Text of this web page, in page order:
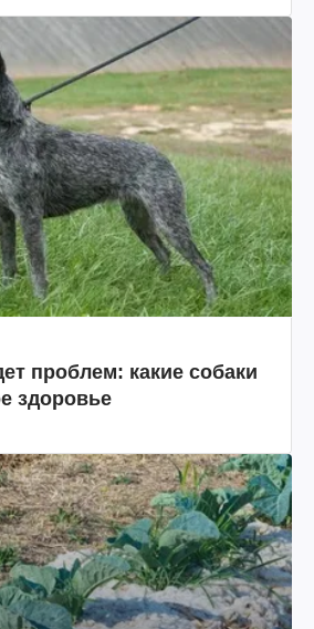
проблем: какие собаки
здоровье